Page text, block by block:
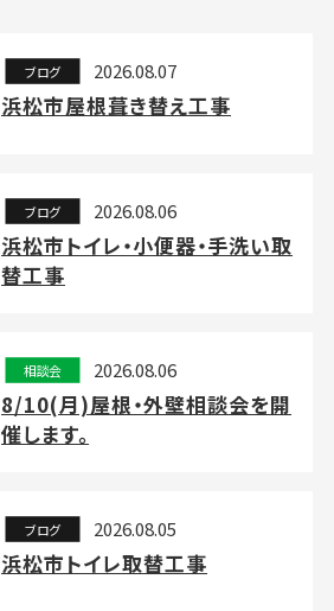
ブログ 2026.08.07
浜松市屋根葺き替え工事
ブログ 2026.08.06
浜松市トイレ・小便器・手洗い取
替工事
相談会 2026.08.06
8/10(月)屋根・外壁相談会を開
催します。
ブログ 2026.08.05
浜松市トイレ取替工事